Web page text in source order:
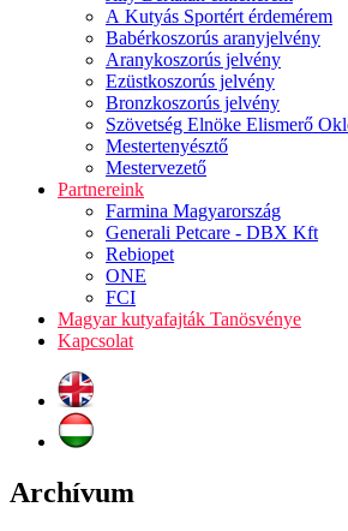
A Kutyás Sportért érdemérem
Babérkoszorús aranyjelvény
Aranykoszorús jelvény
Ezüstkoszorús jelvény
Bronzkoszorús jelvény
Szövetség Elnöke Elismerő
Mestertenyésztő
Mestervezető
Partnereink
Farmina Magyarország
Generali Petcare - DBX Kft
Rebiopet
ONE
FCI
Magyar kutyafajták Tanösvénye
Kapcsolat
Archívum